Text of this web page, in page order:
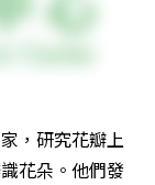
，研究花瓣上
花朵。他們發